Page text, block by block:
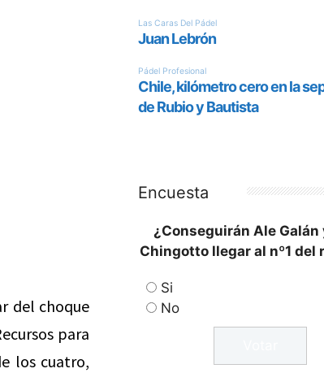
del choque
para
los cuatro,
Encuesta
¿Conseguirán Ale Galán
Chingotto llegar al nº1 del
Si
No